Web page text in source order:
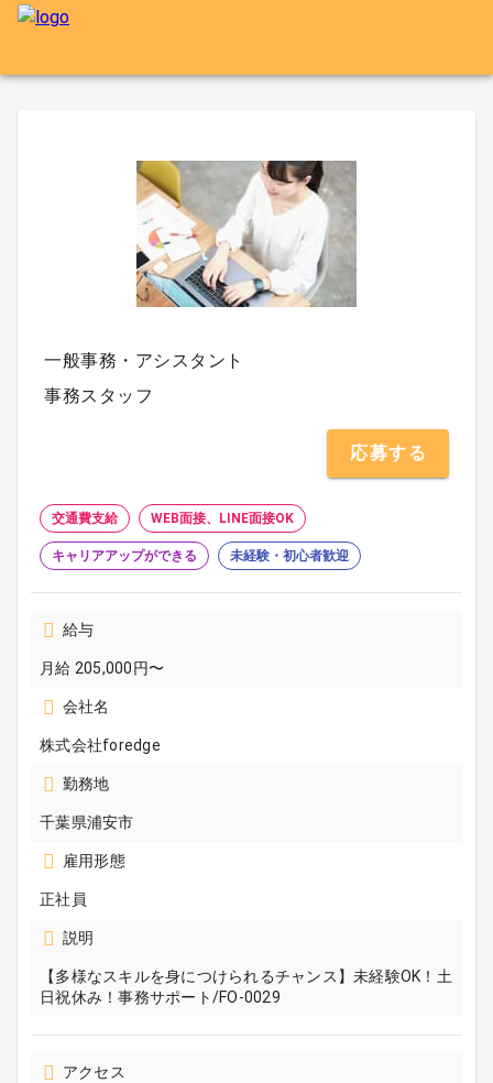
一般事務・アシスタント
事務スタッフ
応募する
交通費支給 WEB面接、LINE面接OK
キャリアアップができる 未経験・初心者歓迎
給与
月給 205,000円〜
会社名
株式会社foredge
勤務地
千葉県浦安市
雇用形態
正社員
説明
【多様なスキルを身につけられるチャンス】未経験OK！土
日祝休み！事務サポート/FO-0029
アクセス